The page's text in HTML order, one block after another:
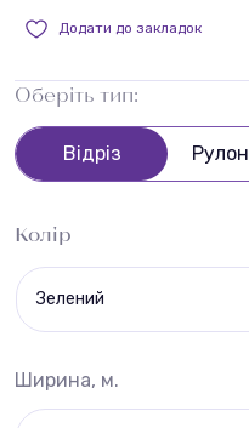
Додати до закладок
Оберіть тип:
Рулон
Відріз
Колір
Зелений
Ширина, м.